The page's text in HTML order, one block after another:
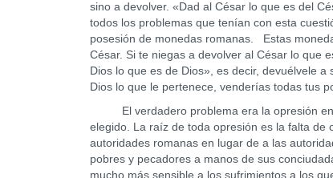
sino a devolver. «Dad al César lo que es del
todos los problemas que tenían con esta
posesión de monedas romanas. Estas
César. Si te niegas a devolver al César lo que
Dios lo que es de Dios», es decir, devuélvele
Dios lo que le pertenece, venderías todas tus
El verdadero problema era la opresión en
elegido. La raíz de toda opresión es la falta de
autoridades romanas en lugar de a las
pobres y pecadores a manos de sus
mucho más sensible a los sufrimientos a los